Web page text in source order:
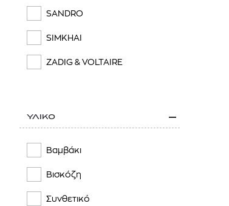
SANDRO
SIMKHAI
ZADIG & VOLTAIRE
ΥΛΙΚΟ
Βαμβάκι
Βισκόζη
Συνθετικό